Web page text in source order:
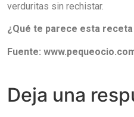
verduritas sin rechistar.
¿Qué te parece esta
Fuente:
Deja una